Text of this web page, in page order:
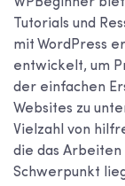
Tutorials und
mit WordPress
entwickelt, um
der einfachen
Websites zu
Vielzahl von
die das
Schwerpunkt